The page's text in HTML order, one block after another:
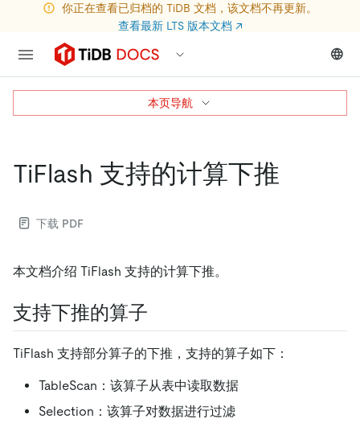
你正在查看已归档的 TiDB 文档，该文档不再更新。
查看最新 LTS 版本文档 ↗
TiFlash 支持的计算下推
下载 PDF
本文档介绍 TiFlash 支持的计算下推。
支持下推的算子
TiFlash 支持部分算子的下推，支持的算子如下：
TableScan：该算子从表中读取数据
Selection：该算子对数据进行过滤
本页导航